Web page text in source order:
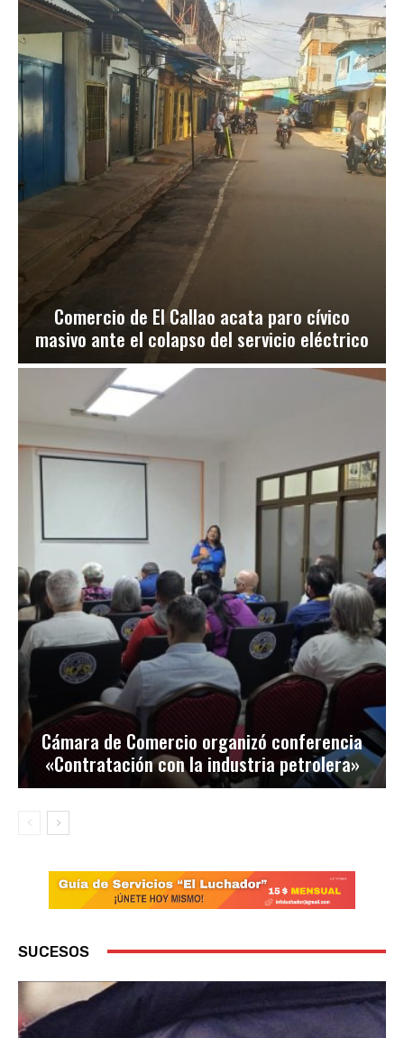
Comercio de El Callao acata paro cívico
masivo ante el colapso del servicio eléctrico
Cámara de Comercio organizó conferencia
«Contratación con la industria petrolera»
SUCESOS